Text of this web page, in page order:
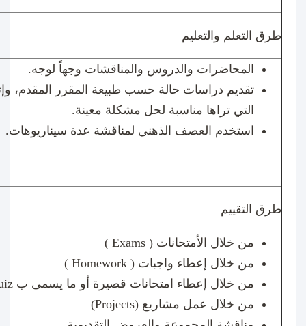
طرق التعلم والتعليم
المحاضرات والدروس والمناقشات وجهاً لوجه.
تقديم دراسات حالة حسب طبيعة المقرر المقدم،
التي تراها مناسبة لحل مشكلة معينة.
استخدم العصف الذهني لمناقشة عدة سيناريوهات.
طرق التقييم
من خلال الأمتحانات ( Exams
)
من خلال إعطاء واجبات ( Homework
)
من خلال إعطاء امتحانات قصيرة أو ما يسمى ب
من خلال عمل مشاريع (Projects
)